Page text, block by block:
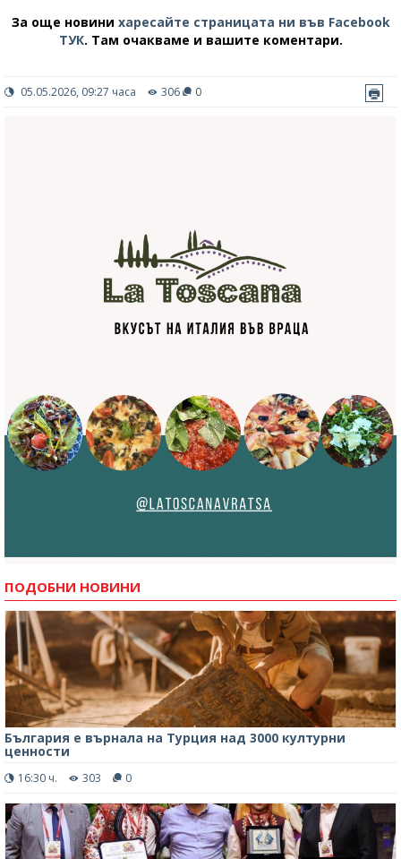
За още новини харесайте страницата ни във Facebook
ТУК. Там очакваме и вашите коментари.
05.05.2026, 09:27 часа 306 0
ПОДОБНИ НОВИНИ
България е върнала на Турция над 3000 културни
ценности
16:30 ч. 303 0